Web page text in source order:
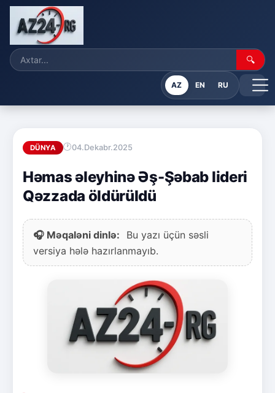
🔍
AZ EN RU
DÜNYA 04.Dekabr.2025
Həmas əleyhinə Əş-Şəbab lideri
Qəzzada öldürüldü
🎧 Məqaləni dinlə:
Bu yazı üçün səsli
versiya hələ hazırlanmayıb.